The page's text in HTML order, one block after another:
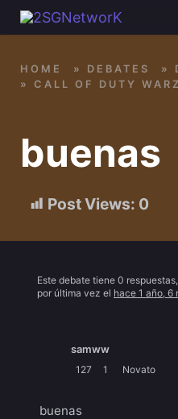
Skip to main content
buenas
Post Views: 0
HOME » DEBATES »
»
CALL OF DUTY
Este debate tiene 0
por última vez el hace 1 año, 6
samww
127 1 Novato
buenas